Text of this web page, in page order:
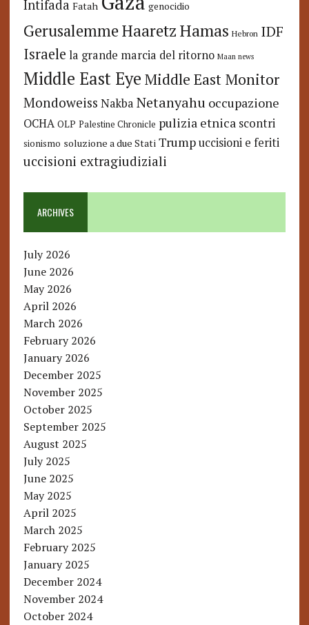
Intifada Fatah genocidio
GerusalemmeHaaretzHamas Hebron IDF
Israele la grande marcia del ritorno Maan news
Middle East Eye Middle East Monitor
Mondoweiss Nakba Netanyahu occupazione
OCHA OLP Palestine Chronicle pulizia etnica scontri
sionismo soluzione a due Stati Trump uccisioni e feriti
uccisioni extragiudiziali
ARCHIVES
July 2026
June 2026
May 2026
April 2026
March 2026
February 2026
January 2026
December 2025
November 2025
October 2025
September 2025
August 2025
July 2025
June 2025
May 2025
April 2025
March 2025
February 2025
January 2025
December 2024
November 2024
October 2024